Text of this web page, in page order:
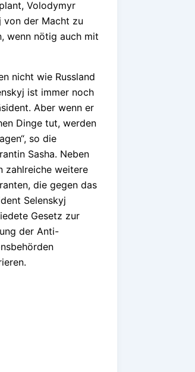
Volodymyr
von der Macht zu
wenn nötig auch mit
nicht wie Russland
ist immer noch
Aber wenn er
Dinge tut, werden
so die
Sasha. Neben
zahlreiche weitere
die gegen das
Selenskyj
Gesetz zur
der Anti-